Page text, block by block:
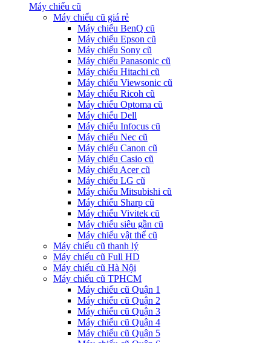
Máy chiếu cũ
Máy chiếu cũ giá rẻ
Máy chiếu BenQ cũ
Máy chiếu Epson cũ
Máy chiếu Sony cũ
Máy chiếu Panasonic cũ
Máy chiếu Hitachi cũ
Máy chiếu Viewsonic cũ
Máy chiếu Ricoh cũ
Máy chiếu Optoma cũ
Máy chiếu Dell
Máy chiếu Infocus cũ
Máy chiếu Nec cũ
Máy chiếu Canon cũ
Máy chiếu Casio cũ
Máy chiếu Acer cũ
Máy chiếu LG cũ
Máy chiếu Mitsubishi cũ
Máy chiếu Sharp cũ
Máy chiếu Vivitek cũ
Máy chiếu siêu gần cũ
Máy chiếu vật thể cũ
Máy chiếu cũ thanh lý
Máy chiếu cũ Full HD
Máy chiếu cũ Hà Nội
Máy chiếu cũ TPHCM
Máy chiếu cũ Quận 1
Máy chiếu cũ Quận 2
Máy chiếu cũ Quận 3
Máy chiếu cũ Quận 4
Máy chiếu cũ Quận 5